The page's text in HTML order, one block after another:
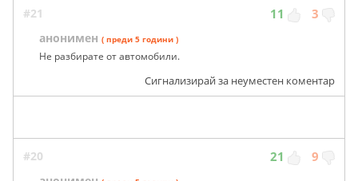
#21 11 3
анонимен ( преди 5 години )
Не разбирате от автомобили.
Сигнализирай за неуместен коментар
#20 21 9